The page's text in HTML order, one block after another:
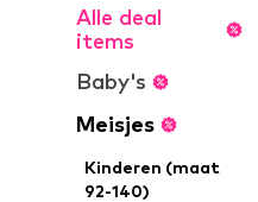
Alle deal
items
Baby's
Meisjes
Kinderen (maat
92-140)